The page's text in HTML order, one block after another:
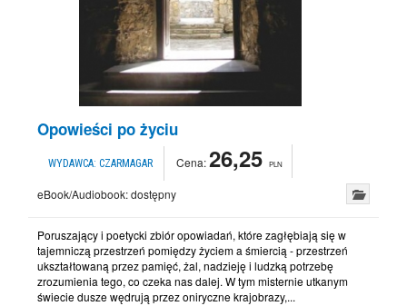
Opowieści po życiu
WYDAWCA: CZARMAGAR Cena:26,25 PLN
eBook/Audiobook:dostępny
Poruszający i poetycki zbiór opowiadań, które zagłębiają się w
tajemniczą przestrzeń pomiędzy życiem a śmiercią - przestrzeń
ukształtowaną przez pamięć, żal, nadzieję i ludzką potrzebę
zrozumienia tego, co czeka nas dalej. W tym misternie utkanym
świecie dusze wędrują przez oniryczne krajobrazy,...